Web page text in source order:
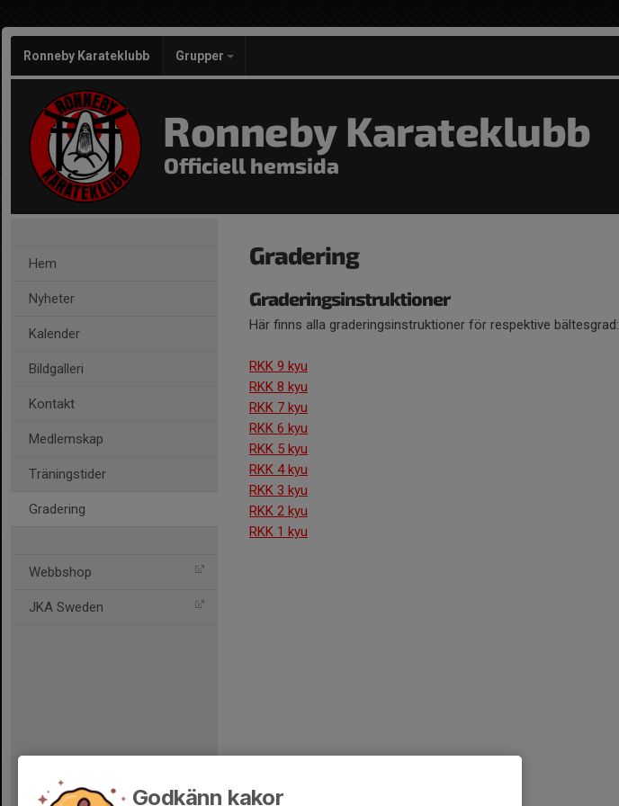
Ronneby Karateklubb Grupper
Ronneby Karateklubb
Officiell hemsida
Hem
Nyheter
Kalender
Bildgalleri
Kontakt
Medlemskap
Träningstider
Gradering
Webbshop
JKA Sweden
Gradering
Graderingsinstruktioner
Här finns alla graderingsinstruktioner för respektive bältesgrad:
RKK 9 kyu
RKK 8 kyu
RKK 7 kyu
RKK 6 kyu
RKK 5 kyu
RKK 4 kyu
RKK 3 kyu
RKK 2 kyu
RKK 1 kyu
Godkänn kakor